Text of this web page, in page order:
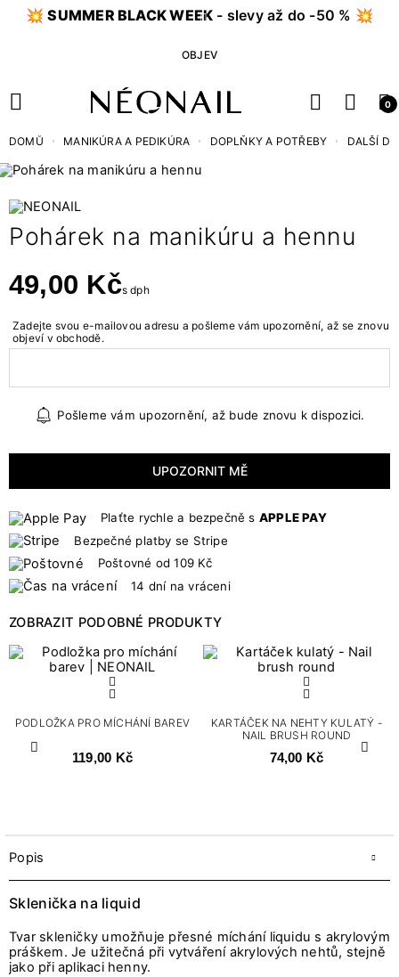
💥SUMMER BLACK WEEK - slevy až do -50 % 💥
OBJEV
0
DOMŮ MANIKÚRA A PEDIKÚRA DOPLŇKY A POTŘEBY DALŠÍ
Pohárek na manikúru a hennu
49,00 Kčs dph
Zadejte svou e-mailovou adresu a pošleme vám upozornění, až se znovu
objeví v obchodě.
Pošleme vám upozornění, až bude znovu k dispozici.
UPOZORNIT MĚ
Plaťte rychle a bezpečně s APPLE PAY
Bezpečné platby se Stripe
Poštovné od 109 Kč
14 dní na vráceni
ZOBRAZIT PODOBNÉ PRODUKTY
Předchozí Další
PODLOŽKA PRO MÍCHÁNÍ BAREV
119,00 Kč
KARTÁČEK NA NEHTY KULATÝ -
NAIL BRUSH ROUND
74,00 Kč
Popis
Sklenička na liquid
Tvar skleničky umožňuje přesné míchání liquidu s akrylovým
práškem. Je užitečná při vytváření akrylových nehtů, stejně
jako při aplikaci henny.